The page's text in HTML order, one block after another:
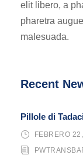
elit libero, a
pharetra
malesuada.
Recent
Pillole di
FEBRERO